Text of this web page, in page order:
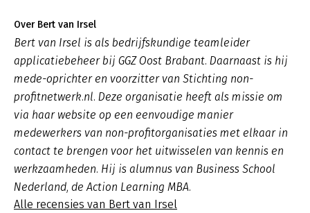
Over Bert van Irsel
Bert van Irsel is als bedrijfskundige teamleider
applicatiebeheer bij GGZ Oost Brabant. Daarnaast is hij
mede-oprichter en voorzitter van Stichting non-
profitnetwerk.nl. Deze organisatie heeft als missie om
via haar website op een eenvoudige manier
medewerkers van non-profitorganisaties met elkaar in
contact te brengen voor het uitwisselen van kennis en
werkzaamheden. Hij is alumnus van Business School
Nederland, de Action Learning MBA.
Alle recensies van Bert van Irsel